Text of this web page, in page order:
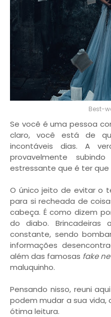
Best-
Se você é uma pessoa
claro, você está de
incontáveis dias. A
provavelmente
estressante que é ter
O único jeito de evitar o
para si recheada de
cabeça. É como dizem
do diabo.
constante, sendo
informações
além das famosas fake
maluquinho.
Pensando nisso, reuni
podem mudar a sua vida,
ótima leitura.